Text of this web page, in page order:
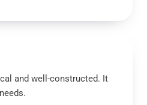
and well-constructed. It